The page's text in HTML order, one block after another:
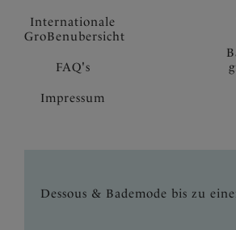
Internationale
GroBenubersicht
FAQ's
Impressum
Dessous & Bademode bis zu